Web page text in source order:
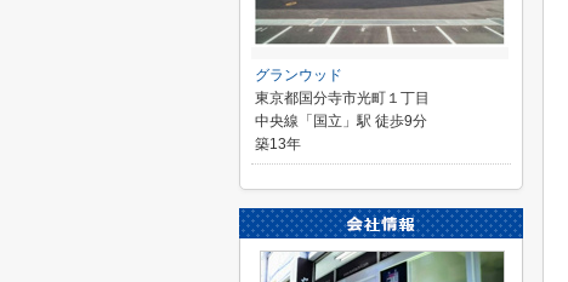
グランウッド
東京都国分寺市光町１丁目
中央線「国立」駅 徒歩9分
築13年